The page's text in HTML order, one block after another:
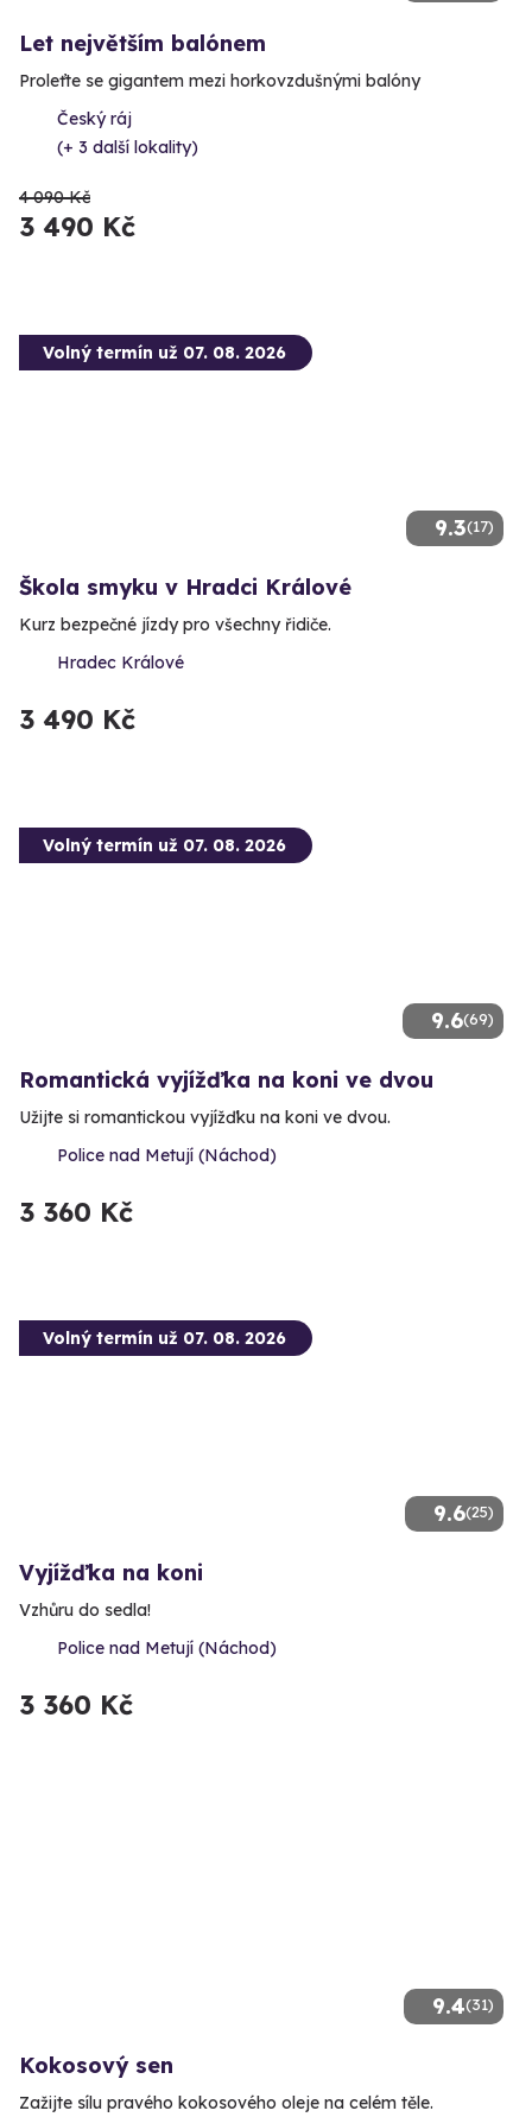
Let největším balónem
Proleťte se gigantem mezi horkovzdušnými balóny
Český ráj
(+ 3 další lokality)
4 090 Kč
3 490 Kč
9.3(17)
Volný termín už 07. 08. 2026
Škola smyku v Hradci Králové
Kurz bezpečné jízdy pro všechny řidiče.
Hradec Králové
3 490 Kč
9.6(69)
Volný termín už 07. 08. 2026
Romantická vyjížďka na koni ve dvou
Užijte si romantickou vyjížďku na koni ve dvou.
Police nad Metují (Náchod)
3 360 Kč
9.6(25)
Volný termín už 07. 08. 2026
Vyjížďka na koni
Vzhůru do sedla!
Police nad Metují (Náchod)
3 360 Kč
9.4(31)
Kokosový sen
Zažijte sílu pravého kokosového oleje na celém těle.